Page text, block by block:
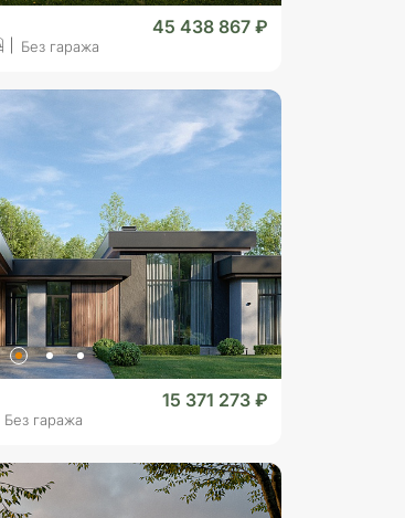
45 438 867 ₽
Без гаража
15 371 273 ₽
Без гаража